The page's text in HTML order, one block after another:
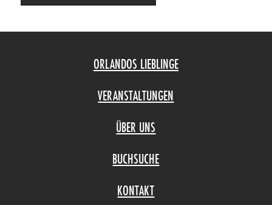
ORLANDOS LIEBLINGE
VERANSTALTUNGEN
ÜBER UNS
BUCHSUCHE
KONTAKT